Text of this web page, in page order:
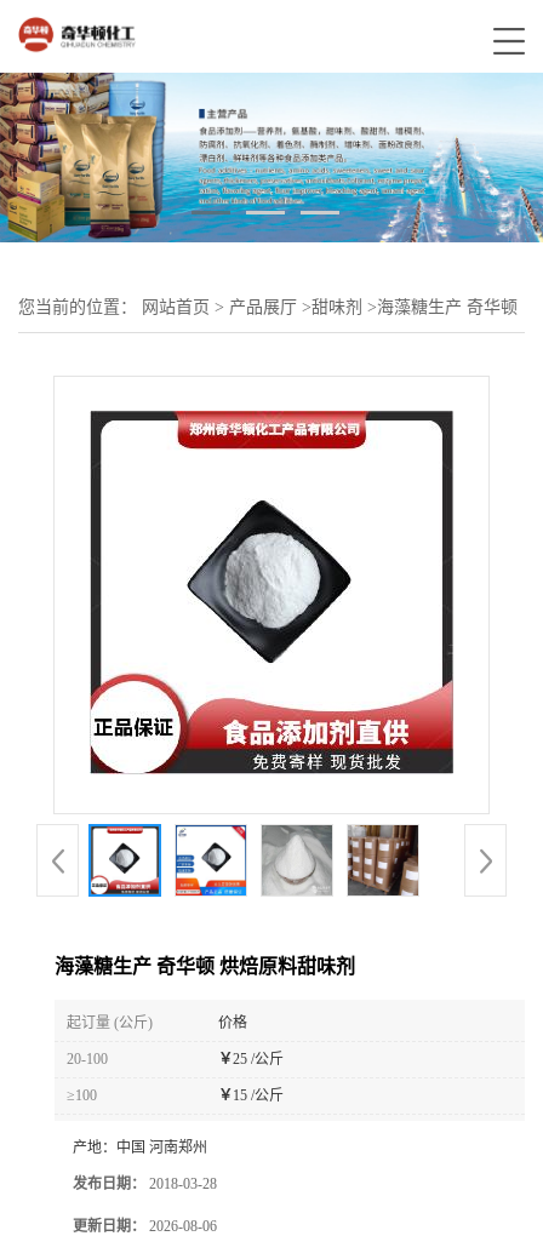
您当前的位置： 网站首页 > 产品展厅 >甜味剂 >海藻糖生产 奇华顿
海藻糖生产 奇华顿 烘焙原料甜味剂
起订量 (公斤) 价格
20-100 ￥25 /公斤
≥100 ￥ 15 /公斤
产地： 中国 河南郑州
发布日期： 2018-03-28
更新日期： 2026-08-06